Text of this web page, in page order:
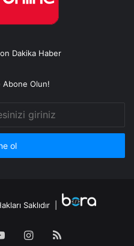
Dakika Haber
Abone Olun!
Saklıdır |
YouTubeInstagram
RSS